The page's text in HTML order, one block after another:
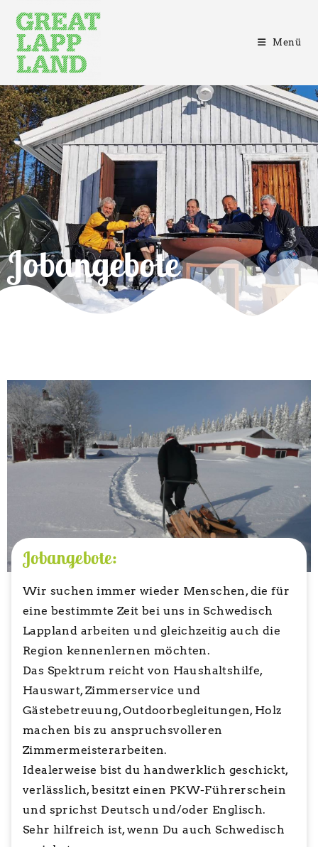
Menü
Jobangebote​
Jobangebote:
Wir suchen immer wieder Menschen, die für
eine bestimmte Zeit bei uns in Schwedisch
Lappland arbeiten und gleichzeitig auch die
Region kennenlernen möchten.
Das Spektrum reicht von Haushaltshilfe,
Hauswart, Zimmerservice und
Gästebetreuung, Outdoorbegleitungen, Holz
machen bis zu anspruchsvolleren
Zimmermeisterarbeiten.
Idealerweise bist du handwerklich geschickt,
verlässlich, besitzt einen PKW-Führerschein
und sprichst Deutsch und/oder Englisch.
Sehr hilfreich ist, wenn Du auch Schwedisch